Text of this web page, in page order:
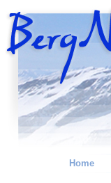
Home